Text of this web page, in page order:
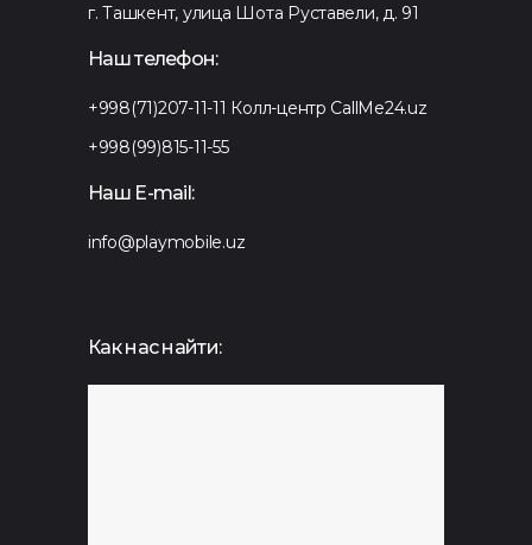
г. Ташкент, улица Шота Руставели, д. 91
Наш телефон:
+998(71)207-11-11 Колл-центр CallMe24.uz
+998(99)815-11-55
Наш E-mail:
info@playmobile.uz
Как нас найти: